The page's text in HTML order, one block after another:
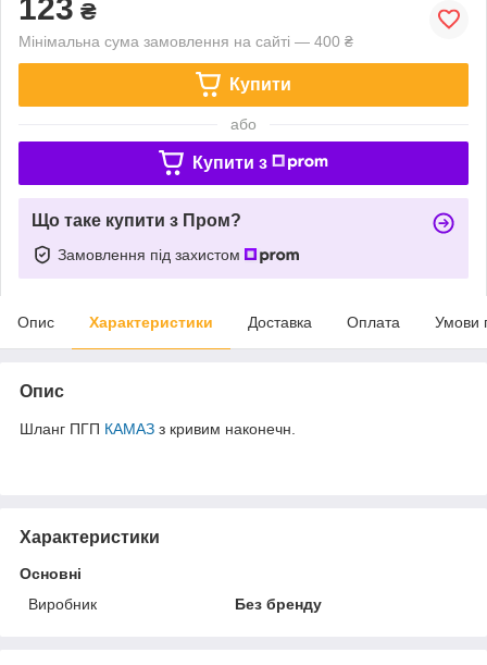
123 ₴
Мінімальна сума замовлення на сайті — 400 ₴
Купити
або
Купити з
Що таке купити з Пром?
Замовлення під захистом
Опис Характеристики Доставка Оплата Умови
Опис
Шланг ПГП КАМАЗ з кривим наконечн.
Характеристики
Основні
Виробник
Без бренду